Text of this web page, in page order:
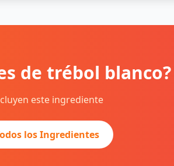
de trébol blanco?
este ingrediente
los Ingredientes